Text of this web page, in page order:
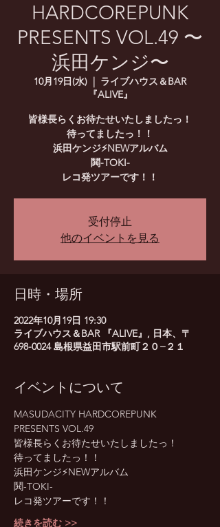
HARDCOREPUNK
PRESENTS VOL.49 〜
浜田ケンジ〜
10月19日(水)
  |
ライブハウス＆BAR
『ALIVE』
皆様長らくお待たせいたしましたっ！
待ってましたっ！！
浜田ケンジ⚡️NEWアルバム
鬨-TOKI-
レコ発ツアーです！！
受付停止
他のイベントを見る
日時・場所
2022年10月19日 19:30
ライブハウス＆BAR 『ALIVE』, 日本、〒
698-0024 島根県益田市駅前町２０−２１
イベントについて
MASUDACITY HARDCOREPUNK
PRESENTS VOL.49
皆様長らくお待たせいたしましたっ！
待ってましたっ！！
浜田ケンジ⚡️NEWアルバム
鬨-TOKI-
レコ発ツアーです！！
続きを読む >>